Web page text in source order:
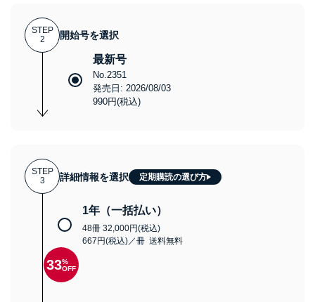
STEP
2
開始号を選択
最新号
No.2351
発売日: 2026/08/03
990円(税込)
STEP
3
詳細情報を選択 定期購読の選び方
1年（一括払い）
48冊 32,000円(税込)
667円(税込)／冊 送料無料
33%
OFF